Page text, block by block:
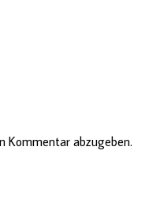
Kommentar abzugeben.